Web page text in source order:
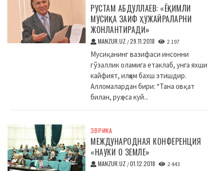
РУСТАМ АБДУЛЛАЕВ: «ЁҚИМЛИ
МУСИҚА ЗАИФ ҲУЖАЙРАЛАРНИ
ЖОНЛАНТИРАДИ»
MANZUR.UZ /29.11.2018 2 197
Мусиқанинг вазифаси инсонни
гўзаллик оламига етаклаб, унга яхши
кайфият, илҳом бахш этишдир.
Алломалардан бири: “Тана овқат
билан, руҳ эса куй...
ЭВРИКА
МЕЖДУНАРОДНАЯ КОНФЕРЕНЦИЯ
«НАУКИ О ЗЕМЛЕ»
MANZUR.UZ /01.12.2018 2 443